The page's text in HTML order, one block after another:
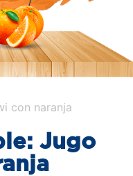
con naranja
Jugo